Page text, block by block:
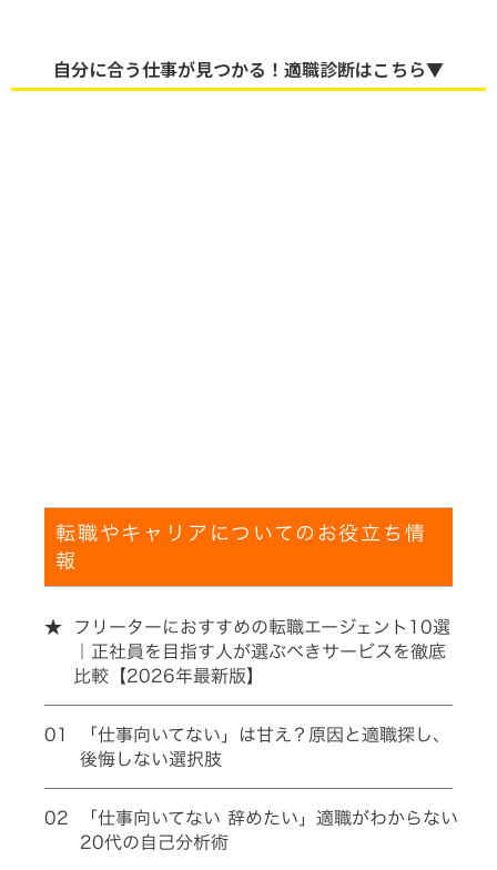
自分に合う仕事が見つかる！適職診断はこちら▼
転職やキャリアについてのお役立ち情
報
★ フリーターにおすすめの転職エージェント10選
｜正社員を目指す人が選ぶべきサービスを徹底
比較【2026年最新版】
01
「仕事向いてない」は甘え？原因と適職探し、
後悔しない選択肢
02
「仕事向いてない 辞めたい」適職がわからない
20代の自己分析術